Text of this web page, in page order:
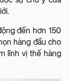
đến hơn 150
hàng đầu cho
lĩnh vị thế hàng